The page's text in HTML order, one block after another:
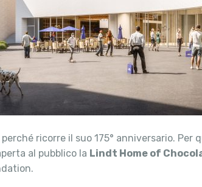
perché ricorre il suo 175° anniversario. Per
al pubblico la Lindt Home of